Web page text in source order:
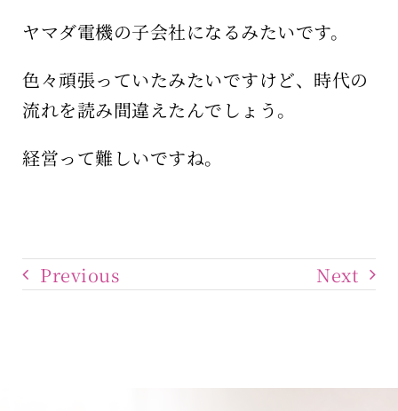
ヤマダ電機の子会社になるみたいです。
色々頑張っていたみたいですけど、時代の
流れを読み間違えたんでしょう。
経営って難しいですね。
Previous Next